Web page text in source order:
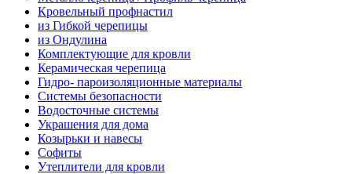
Кровельный профнастил
из Гибкой черепицы
из Ондулина
Комплектующие для кровли
Керамическая черепица
Гидро- пароизоляционные материалы
Системы безопасности
Водосточные системы
Украшения для дома
Козырьки и навесы
Софиты
Утеплители для кровли